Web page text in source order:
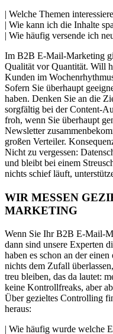
| Welche Themen
| Wie kann ich die Inhalte
| Wie häufig versende ich
Im B2B E-Mail-Marketing
Qualität vor Quantität. Will
Kunden im
Sofern Sie überhaupt
haben. Denken Sie an die
sorgfältig bei der Content-
froh, wenn Sie überhaupt
Newsletter
großen Verteiler.
Nicht zu vergessen:
und bleibt bei einem
nichts schief läuft,
WIR MESSEN
MARKETING
Wenn Sie Ihr B2B E-Mail-
dann sind unsere Experten
haben es schon an der
nichts dem Zufall
treu bleiben, das da lautet:
keine Kontrollfreaks, aber
Über gezieltes Controlling
heraus:
| Wie häufig wurde welche